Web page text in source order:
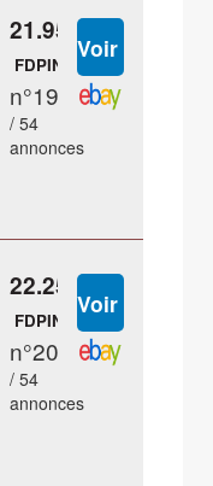
21.95 €
FDPIN
n°19
/ 54
annonces
22.25 €
FDPIN
n°20
/ 54
annonces